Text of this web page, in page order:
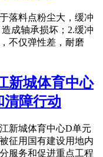
落料点粉尘大，缓冲
成轴承损坏；2.缓冲
不仅弹性差，耐磨
新城体育中心
清障行动
新城体育中心D单元
征用国有建设用地内
服务和促进重点工程